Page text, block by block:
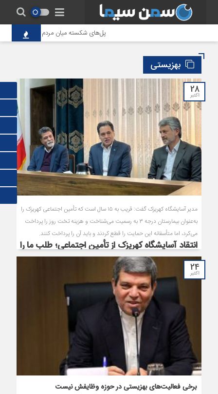
پل‌های شکسته میان مردم و حاکمیت؛ تاوانِ
بهزیستی
28
اکتبر
مدیر آسایشگاه کهریزک گفت: قریب به ۱۵ سال است که تأمین اجتماعی کهریزک را
به‌عنوان بیمارستان درجه ۳ به رسمیت می‌شناخت و هزینه تخت روز را پرداخت
می‌کرد، اما متأسفانه این حمایت را قطع کردند و باید آن را پرداخت کنند.
انتقاد آسایشگاه کهریزک از تأمین اجتماعی؛ طلب ما را
پرداخت کنید
24
اکتبر
برخی فعالیت‌های بهزیستی در حوزه وظایفش نیست